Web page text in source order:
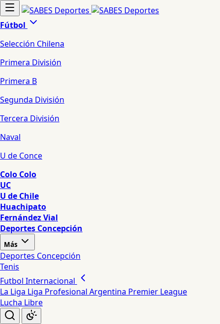
Fútbol
Selección Chilena
Primera División
Primera B
Segunda División
Tercera División
Naval
U de Conce
Colo Colo
UC
U de Chile
Huachipato
Fernández Vial
Deportes Concepción
Más
Deportes Concepción
Tenis
Futbol Internacional
La Liga Liga Profesional Argentina Premier League
Lucha Libre